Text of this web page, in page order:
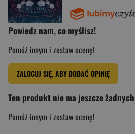
Powiedz nam, co myślisz!
Pomóż innym i zostaw ocenę!
ZALOGUJ SIĘ, ABY DODAĆ OPINIĘ
Ten produkt nie ma jeszcze
Pomóż innym i zostaw ocenę!